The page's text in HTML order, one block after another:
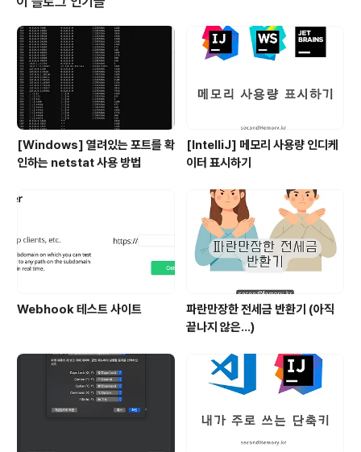
[Windows] 열려있는 포트를 확
인하는 netstat 사용 방법
[IntelliJ] 메모리 사용량 인디케
이터 표시하기
Webhook 테스트 사이트
파란만장한 전세금 반환기 (아직
끝나지 않은...)